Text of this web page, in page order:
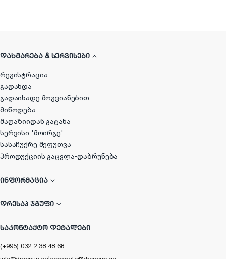
ᲓᲐᲮᲛᲐᲠᲔᲑᲐ & ᲡᲔᲠᲕᲘᲡᲔᲑᲘ
რეგისტრაცია
გადახდა
გადაიხადე მოგვიანებით
მიწოდება
მაღაზიიდან გატანა
სერვისი 'მოირგე'
სასაჩუქრე შეფუთვა
პროდუქციის გაცვლა-დაბრუნება
ᲘᲜᲤᲝᲠᲛᲐᲪᲘᲐ
ᲓᲠᲔᲡᲐᲞ ᲯᲒᲣᲤᲘ
ᲡᲐᲙᲝᲜᲢᲐᲥᲢᲝ ᲓᲔᲢᲐᲚᲔᲑᲘ
(+995) 032 2 38 48 68